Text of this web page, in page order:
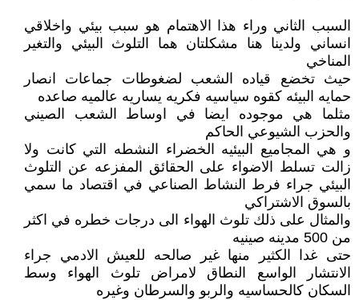
السبب الثاني وراء هذا الاهتمام هو سبب بيئي واخلاقي
انساني ولدينا هنا مشكلتان هما التلوث البيئي والتغير
المناخي
حيث تخضع قياده الشعب لضغوطات جماعات انصار
حمايه البيئه كقوه سياسيه فكريه يساريه عالميه صاعده
مثلما هي موجوده ايضا في اوساط الشعب الصيني
والحزب الشيوعي الحاكم
و هي المجاميع البيئيه الخضراء النشطه التي كانت ولا
زالت تسلط الاضواء على الحقائق المفزعه عن التلوث
البيئي جراء فرط النشاط الصناعي في اقتصاد ما سمي
بالسوق الاشتراكي
والمثال على ذلك تلوث الهواء الى درجات خطره في اكثر
من 500 مدينه صينيه
حتى غدا الكثير منها غير صالحه للعيش الادمي جراء
الانتشار الواسع النطاق لامراض تلوث الهواء وسط
السكان كالحساسيه والربو والسرطان وغيره